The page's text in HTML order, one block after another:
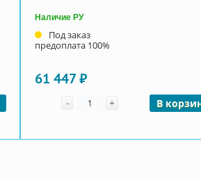
Наличие РУ
Под заказ
предоплата 100%
61 447 ₽
- Количество
+ В